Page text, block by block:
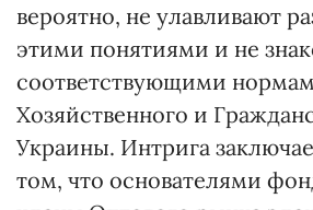
вероятно, не улавливают
этими понятиями и не
соответствующими
Хозяйственного и
Украины. Интрига
том, что основателями